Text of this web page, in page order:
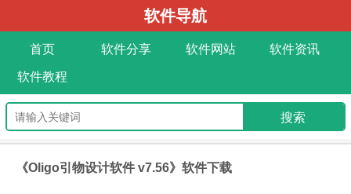
软件导航
首页 软件分享 软件网站 软件资讯
软件教程
《Oligo引物设计软件 v7.56》软件下载